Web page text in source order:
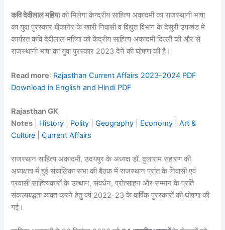
कवि देवीलाल महियाको मिलेगा केन्द्रीय साहित्य अकादमी का राजस्थानी भाषा
का युवा पुरस्कार बीकानेर के खारी निवासी व विद्युत विभाग के देसुरी उपखंड में
कार्यरत कवि देवीलाल महिया को केंद्रीय साहित्य अकादमी दिल्ली की और से
राजस्थानी भाषा का युवा पुरस्कार 2023 देने की घोषणा की है।
Read more: Rajasthan Current Affairs 2023-2024 PDF
Download in English and Hindi PDF
Rajasthan GK
Notes
History Polity |Geography Economy |Art &
Culture |Current Affairs
राजस्थान साहित्य अकादमी, उदयपुर के अध्यक्ष डॉ. दुलाराम सहारण की
अध्यक्षता में हुई संचालिका सभा की बैठक में राजस्थान प्रांत के निवासी एवं
प्रवासी साहित्यकारों के उत्थान, संवर्धन, प्रोत्साहन और सम्मान के प्रति
संकल्पबद्धता व्यक्त करने हेतु वर्ष 2022-23 के वार्षिक पुरस्कारों की घोषणा की
गई।